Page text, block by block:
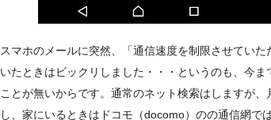
スマホのメールに突然、「通信速度を制限させてい
いたときはビックリしました・・・というのも、今
ことが無いからです。通常のネット検索はしますが
し、家にいるときはドコモ（docomo）のの通信網で